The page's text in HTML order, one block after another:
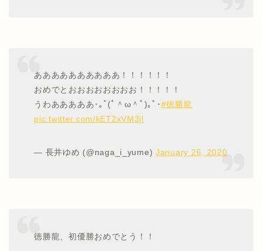
ああああああああああ！！！！！！
おめでとおおおおおおおお！！！！！
うわあああああ･｡ﾟ(ﾟ＾ω＾ﾟ)｡ﾟ･#徳勝龍
pic.twitter.com/kET2xVM3jl
— 長井ゆめ (@naga_i_yume)January 26, 2020
徳勝龍、初優勝おめでとう！！